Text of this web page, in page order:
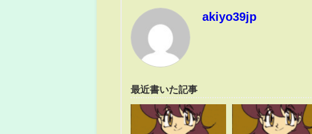
akiyo39jp
最近書いた記事